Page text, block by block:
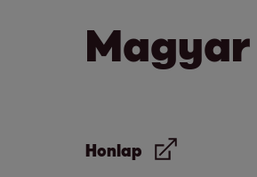
Magyar
Honlap